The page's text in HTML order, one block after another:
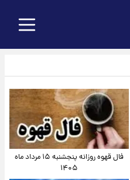
فال قهوه روزانه پنجشنبه ۱۵ مرداد ماه
۱۴۰۵